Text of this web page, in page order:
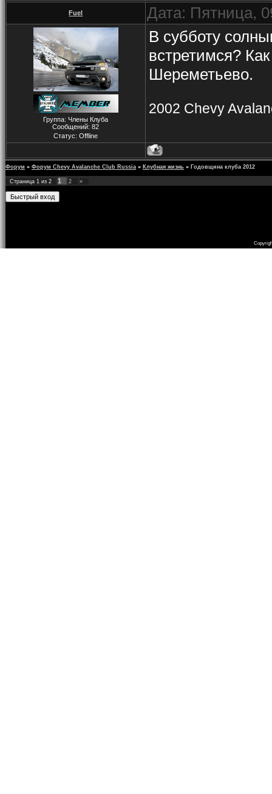
Fuel Дата: Пятница,
Группа: Члены Клуба
Сообщений:82
Статус:Offline
В субботу
встретимся?
Шереметьево.
2002 Chevy
Форум » Форум Chevy Avalanche Club Russia » Клубная жизнь » Годовщина клуба 2012
Страница 1 из 2 1 2 »